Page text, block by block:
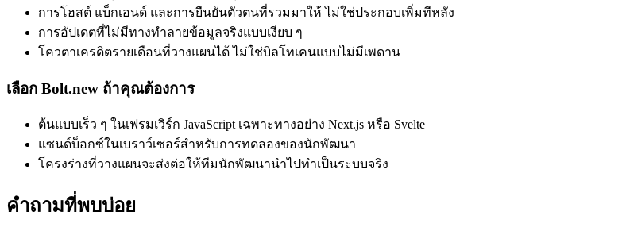
การโฮสต์ แบ็กเอนด์ และการยืนยันตัวตนที่รวมมาให้ ไม่ใช่ประกอบเพิ่มทีหลัง
การอัปเดตที่ไม่มีทางทำลายข้อมูลจริงแบบเงียบ ๆ
โควตาเครดิตรายเดือนที่วางแผนได้ ไม่ใช่บิลโทเคนแบบไม่มีเพดาน
เลือก Bolt.new ถ้าคุณต้องการ
ต้นแบบเร็ว ๆ ในเฟรมเวิร์ก JavaScript เฉพาะทางอย่าง Next.js หรือ Svelte
แซนด์บ็อกซ์ในเบราว์เซอร์สำหรับการทดลองของนักพัฒนา
โครงร่างที่วางแผนจะส่งต่อให้ทีมนักพัฒนานำไปทำเป็นระบบจริง
คำถามที่พบบ่อย